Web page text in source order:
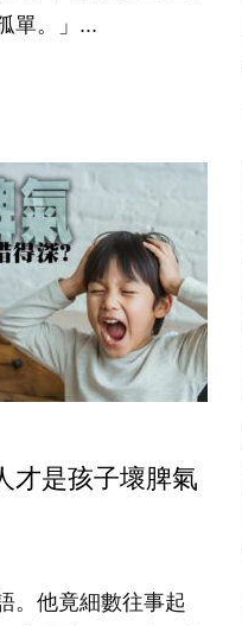
單。」...
才是孩子壞脾氣
。他竟細數往事起